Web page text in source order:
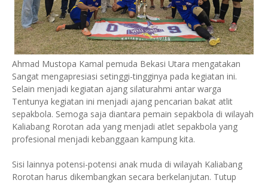
Ahmad Mustopa Kamal pemuda Bekasi Utara mengatakan
Sangat mengapresiasi setinggi-tingginya pada kegiatan ini.
Selain menjadi kegiatan ajang silaturahmi antar warga
Tentunya kegiatan ini menjadi ajang pencarian bakat atlit
sepakbola. Semoga saja diantara pemain sepakbola di wilayah
Kaliabang Rorotan ada yang menjadi atlet sepakbola yang
profesional menjadi kebanggaan kampung kita.
Sisi lainnya potensi-potensi anak muda di wilayah Kaliabang
Rorotan harus dikembangkan secara berkelanjutan. Tutup